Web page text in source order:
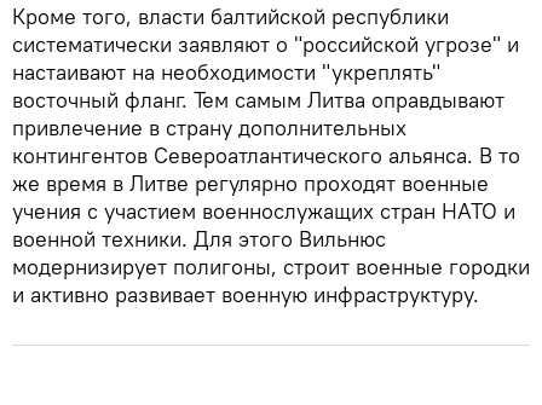
Кроме того, власти балтийской республики
систематически заявляют о "российской угрозе" и
настаивают на необходимости "укреплять"
восточный фланг. Тем самым Литва оправдывают
привлечение в страну дополнительных
контингентов Североатлантического альянса. В то
же время в Литве регулярно проходят военные
учения с участием военнослужащих стран НАТО и
военной техники. Для этого Вильнюс
модернизирует полигоны, строит военные городки
и активно развивает военную инфраструктуру.